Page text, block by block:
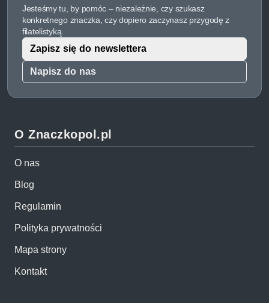
Jesteśmy tu, by pomóc – niezależnie, czy szukasz
konkretnego znaczka, czy dopiero zaczynasz przygodę z
filatelistyką.
Napisz do nas
Zapisz się do newslettera
O Znaczkopol.pl
O nas
Blog
Regulamin
Polityka prywatności
Mapa strony
Kontakt